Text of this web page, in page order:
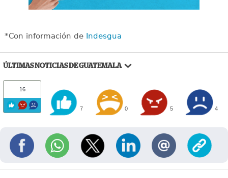
*Con información de Indesgua
ÚLTIMAS NOTICIAS DE GUATEMALA
16
7 0 5 4